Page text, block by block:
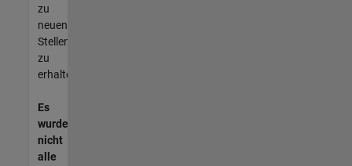
zu
neuen
Stellenangeboten
zu
erhalten.
Es
wurden
nicht
alle